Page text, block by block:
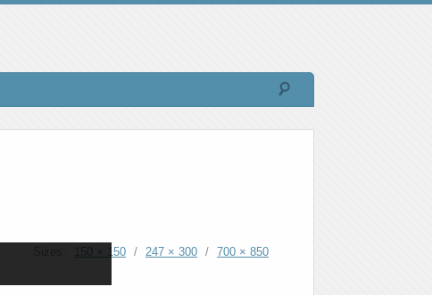
150 × 150 / 247 × 300 / 700 × 850